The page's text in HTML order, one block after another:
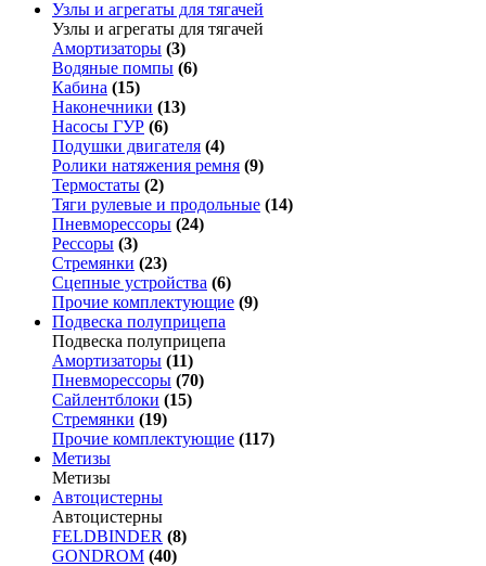
Узлы и агрегаты для тягачей
Узлы и агрегаты для тягачей
Амортизаторы (3)
Водяные помпы (6)
Кабина (15)
Наконечники (13)
Насосы ГУР (6)
Подушки двигателя (4)
Ролики натяжения ремня (9)
Термостаты (2)
Тяги рулевые и продольные (14)
Пневморессоры (24)
Рессоры (3)
Стремянки (23)
Сцепные устройства (6)
Прочие комплектующие (9)
Подвеска полуприцепа
Подвеска полуприцепа
Амортизаторы (11)
Пневморессоры (70)
Сайлентблоки (15)
Стремянки (19)
Прочие комплектующие (117)
Метизы
Метизы
Автоцистерны
Автоцистерны
FELDBINDER (8)
GONDROM (40)